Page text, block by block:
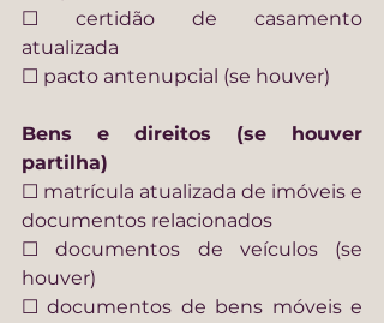
☐ certidão de casamento
atualizada
☐ pacto antenupcial (se houver)
Bens e direitos (se houver
partilha)
☐ matrícula atualizada de imóveis e
documentos relacionados
☐ documentos de veículos (se
houver)
☐ documentos de bens móveis e